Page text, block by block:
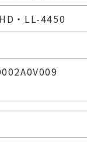
・LL-4450